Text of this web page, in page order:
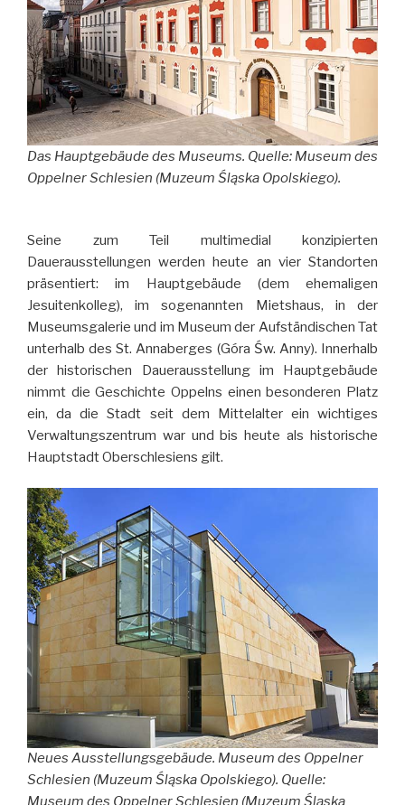
Das Hauptgebäude des Museums. Quelle: Museum des
Oppelner Schlesien (Muzeum Śląska Opolskiego).
Seine zum Teil multimedial konzipierten
Dauerausstellungen werden heute an vier Standorten
präsentiert: im Hauptgebäude (dem ehemaligen
Jesuitenkolleg), im sogenannten Mietshaus, in der
Museumsgalerie und im Museum der Aufständischen Tat
unterhalb des St. Annaberges (Góra Św. Anny). Innerhalb
der historischen Dauerausstellung im Hauptgebäude
nimmt die Geschichte Oppelns einen besonderen Platz
ein, da die Stadt seit dem Mittelalter ein wichtiges
Verwaltungszentrum war und bis heute als historische
Hauptstadt Oberschlesiens gilt.
Neues Ausstellungsgebäude. Museum des Oppelner
Schlesien (Muzeum Śląska Opolskiego). Quelle: